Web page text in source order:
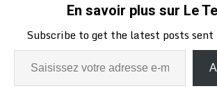
En savoir plus sur Le
Subscribe to get the latest posts